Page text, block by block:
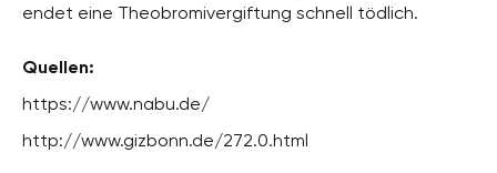
endet eine Theobromivergiftung schnell tödlich.
Quellen:
https://www.nabu.de/
http://www.gizbonn.de/272.0.html